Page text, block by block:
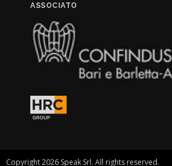
ASSOCIATO
Copyright 2026 Speak Srl. All rights reserved.